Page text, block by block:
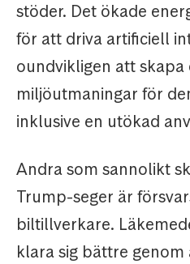
stöder. Det ökade
för att driva artificiell
oundvikligen att skapa
miljöutmaningar för
inklusive en utökad
Andra som sannolikt
Trump-seger är
biltillverkare.
klara sig bättre